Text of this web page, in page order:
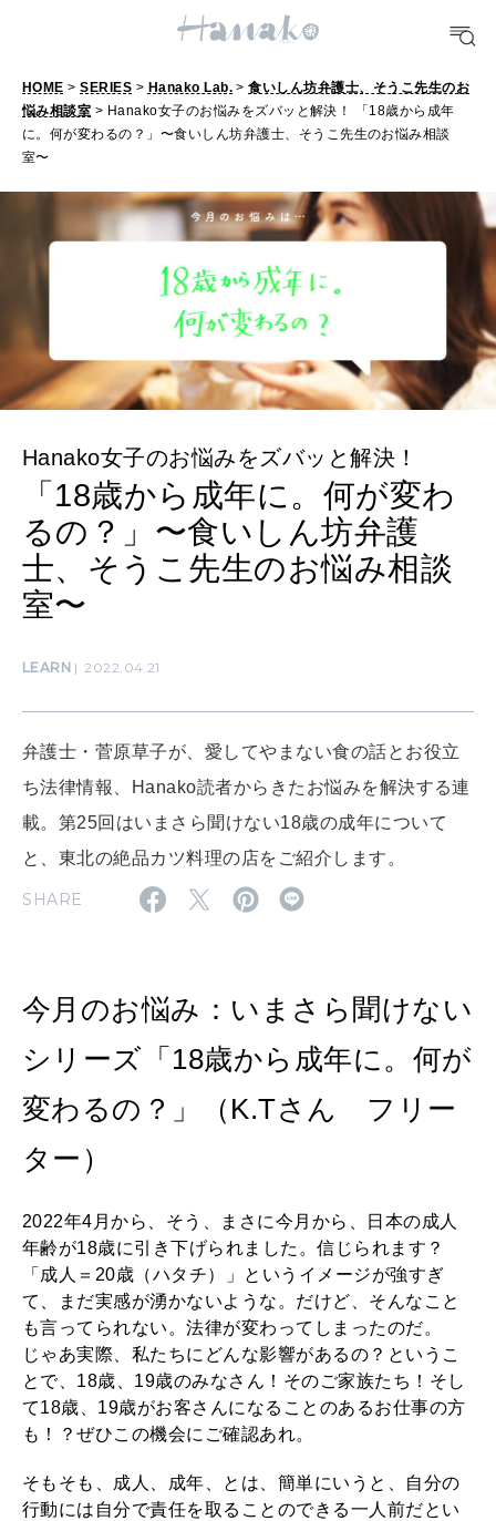
TRAVEL
どこ行く？
FORTUNE
明日のわたし
[12星座別] Weekly Holoscope
女神まり愛のタロットメッセージ
算命学がわかる今月のあなた
HEALTH
LEARN
知る、考える
MAMA
ママもいろいろ
CULTURE
自分を耕す
WORK&MONEY
いい人生って？
MAGAZINE
特集
2026年9月号「北海道 おいしく遊ぶ、夏のご褒美旅。」
2026年8月号『お茶の時間です。』
2026年7月号「鎌倉 ローカルが 教えてくれた 本当の歩き方。」
2026年6月号「大銀座 トレンドが生まれる 新しい一流店へ。」
2026年5月号「“大好き”に出会いに。韓国」
2026年4月号「未来をつくる、学びの教科書。」
2026年3月号「スイーツ予想図 2026」
2026年2月号「良運を掴む 新・開運術。」
2026年1月号「猫がいれば、幸せ」
FOLLOW US!
HOME >SERIES > Hanako Lab. >食いしん坊弁護士、そうこ先生のお
悩み相談室 > Hanako女子のお悩みをズバッと解決！ 「18歳から成年
に。何が変わるの？」〜食いしん坊弁護士、そうこ先生のお悩み相談
室〜
Hanako女子のお悩みをズバッと解決！
「18歳から成年に。何が変わ
るの？」〜食いしん坊弁護
士、そうこ先生のお悩み相談
室〜
LEARN 2022.04.21
弁護士・菅原草子が、愛してやまない食の話とお役立
ち法律情報、Hanako読者からきたお悩みを解決する連
載。第25回はいまさら聞けない18歳の成年について
と、東北の絶品カツ料理の店をご紹介します。
SHARE
今月のお悩み：いまさら聞けない
シリーズ「18歳から成年に。何が
変わるの？」（K.Tさん フリー
ター）
2022年4月から、そう、まさに今月から、日本の成人
年齢が18歳に引き下げられました。信じられます？
「成人＝20歳（ハタチ）」というイメージが強すぎ
て、まだ実感が湧かないような。だけど、そんなこと
も言ってられない。法律が変わってしまったのだ。
じゃあ実際、私たちにどんな影響があるの？というこ
とで、18歳、19歳のみなさん！そのご家族たち！そし
て18歳、19歳がお客さんになることのあるお仕事の方
も！？ぜひこの機会にご確認あれ。
そもそも、成人、成年、とは、簡単にいうと、自分の
行動には自分で責任を取ることのできる一人前だとい